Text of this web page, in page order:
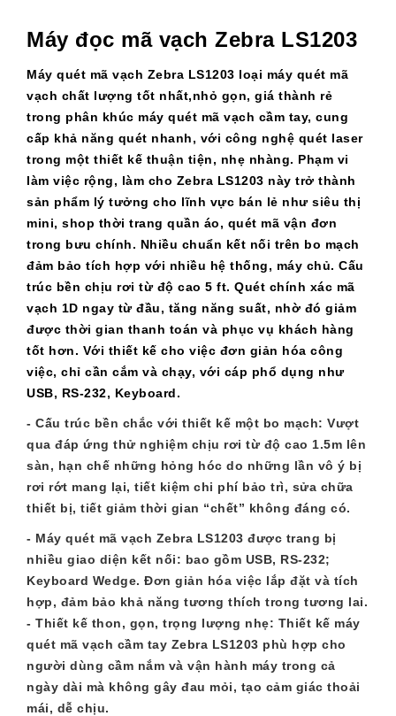
Máy đọc mã vạch Zebra LS1203
Máy quét mã vạch Zebra LS1203 loại máy quét mã
vạch chất lượng tốt nhất,nhỏ gọn, giá thành rẻ
trong phân khúc máy quét mã vạch cầm tay, cung
cấp khả năng quét nhanh, với công nghệ quét laser
trong một thiết kế thuận tiện, nhẹ nhàng. Phạm vi
làm việc rộng, làm cho Zebra LS1203 này trở thành
sản phẩm lý tưởng cho lĩnh vực bán lẻ như siêu thị
mini, shop thời trang quần áo, quét mã vận đơn
trong bưu chính. Nhiều chuẩn kết nối trên bo mạch
đảm bảo tích hợp với nhiều hệ thống, máy chủ. Cấu
trúc bền chịu rơi từ độ cao 5 ft. Quét chính xác mã
vạch 1D ngay từ đầu, tăng năng suất, nhờ đó giảm
được thời gian thanh toán và phục vụ khách hàng
tốt hơn. Với thiết kế cho việc đơn giản hóa công
việc, chỉ cần cắm và chạy, với cáp phổ dụng như
USB, RS-232, Keyboard.
- Cấu trúc bền chắc với thiết kế một bo mạch: Vượt
qua đáp ứng thử nghiệm chịu rơi từ độ cao 1.5m lên
sàn, hạn chế những hỏng hóc do những lần vô ý bị
rơi rớt mang lại, tiết kiệm chi phí bảo trì, sửa chữa
thiết bị, tiết giảm thời gian “chết” không đáng có.
- Máy quét mã vạch Zebra LS1203 được trang bị
nhiều giao diện kết nối: bao gồm USB, RS-232;
Keyboard Wedge. Đơn giản hóa việc lắp đặt và tích
hợp, đảm bảo khả năng tương thích trong tương lai.
- Thiết kế thon, gọn, trọng lượng nhẹ: Thiết kế máy
quét mã vạch cầm tay Zebra LS1203 phù hợp cho
người dùng cầm nắm và vận hành máy trong cả
ngày dài mà không gây đau mỏi, tạo cảm giác thoải
mái, dễ chịu.